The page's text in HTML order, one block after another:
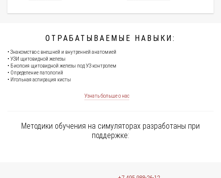
ОТРАБАТЫВАЕМЫЕ НАВЫКИ:
• Знакомство с внешней и внутренней анатомией
• УЗИ щитовидной железы
• Биопсия щитовидной железы под УЗ контролем
• Определение патологий
• Игольная аспирация кисты
Узнать больше о нас
Методики обучения на симуляторах разработаны при
поддержке: